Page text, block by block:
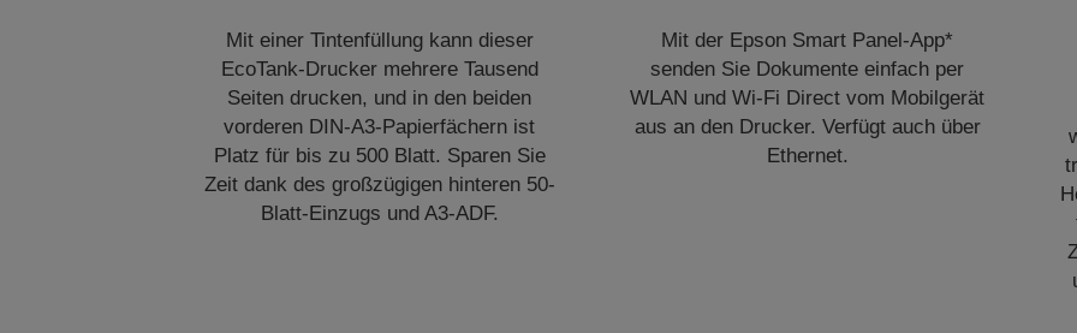
Mit einer Tintenfüllung kann dieser
EcoTank-Drucker mehrere Tausend
Seiten drucken, und in den beiden
vorderen DIN-A3-Papierfächern ist
Platz für bis zu 500 Blatt. Sparen Sie
Zeit dank des großzügigen hinteren 50-
Blatt-Einzugs und A3-ADF.
Mit der Epson Smart Panel-App*
senden Sie Dokumente einfach per
WLAN und Wi-Fi Direct vom Mobilgerät
aus an den Drucker. Verfügt auch über
Ethernet.